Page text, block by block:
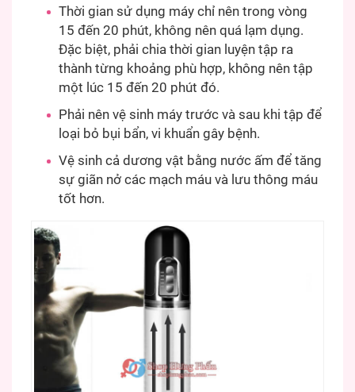
Thời gian sử dụng máy chỉ nên trong vòng
15 đến 20 phút, không nên quá lạm dụng.
Đặc biệt, phải chia thời gian luyện tập ra
thành từng khoảng phù hợp, không nên tập
một lúc 15 đến 20 phút đó.
Phải nên vệ sinh máy trước và sau khi tập để
loại bỏ bụi bẩn, vi khuẩn gây bệnh.
Vệ sinh cả dương vật bằng nước ấm để tăng
sự giãn nở các mạch máu và lưu thông máu
tốt hơn.